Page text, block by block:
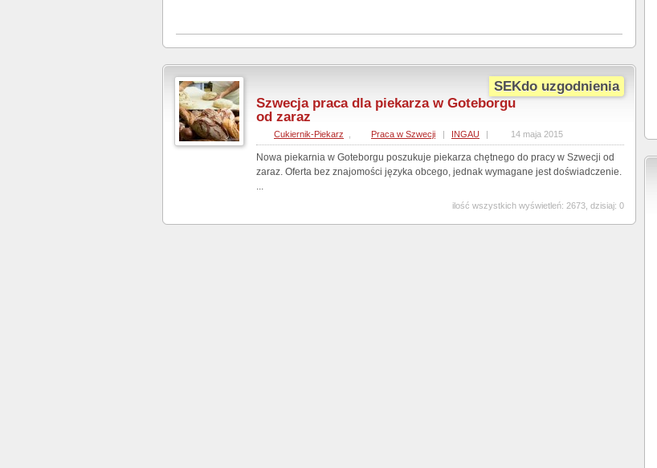
SEKdo uzgodnienia
Szwecja praca dla piekarza w Goteborgu
od zaraz
Cukiernik-Piekarz Praca w Szwecji | INGAU | 14 maja 2015
Nowa piekarnia w Goteborgu poszukuje piekarza chętnego do pracy w Szwecji od
zaraz. Oferta bez znajomości języka obcego, jednak wymagane jest doświadczenie.
ilość wszystkich wyświetleń: 2673, dzisiaj: 0